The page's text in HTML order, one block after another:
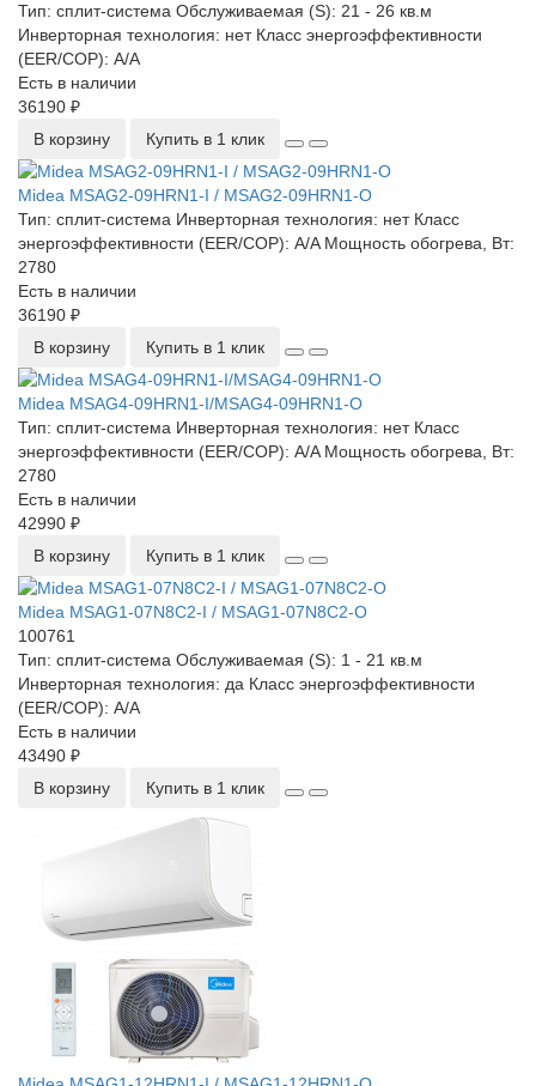
Тип: сплит-система Обслуживаемая (S): 21 - 26 кв.м
Инверторная технология: нетКласс энергоэффективности
(EER/COP): A/A
Есть в наличии
36190 ₽
В корзину
Купить в 1 клик
Midea MSAG2-09HRN1-I / MSAG2-09HRN1-O
Тип: сплит-система Инверторная технология: нетКласс
энергоэффективности (EER/COP): A/AМощность обогрева, Вт:
2780
Есть в наличии
36190 ₽
В корзину
Купить в 1 клик
Midea MSAG4-09HRN1-I/MSAG4-09HRN1-O
Тип: сплит-система Инверторная технология: нетКласс
энергоэффективности (EER/COP): A/AМощность обогрева, Вт:
2780
Есть в наличии
42990 ₽
В корзину
Купить в 1 клик
Midea MSAG1-07N8C2-I / MSAG1-07N8C2-O
100761
Тип: сплит-система Обслуживаемая (S): 1 - 21 кв.м
Инверторная технология: да Класс энергоэффективности
(EER/COP): A/A
Есть в наличии
43490 ₽
В корзину
Купить в 1 клик